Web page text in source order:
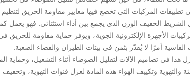
تطبيقات المركبات التي تخضع فيها معايير مقاومة الحريق
الخفيف الوزن الذي يجمع بين أداء استثنائي. فهو يعمل
الأجهزة الإلكترونية الجوية، ويوفر حماية مقاومة للحريق
أمرًا لا يُقدّر بثمن في بيئات الطيران والفضاء الصعبة.
في تصاميم الآلات لتقليل الضوضاء أثناء التشغيل، وحماية
والتهوية وتكييف الهواء هذه المادة لعزل قنوات التهوية،